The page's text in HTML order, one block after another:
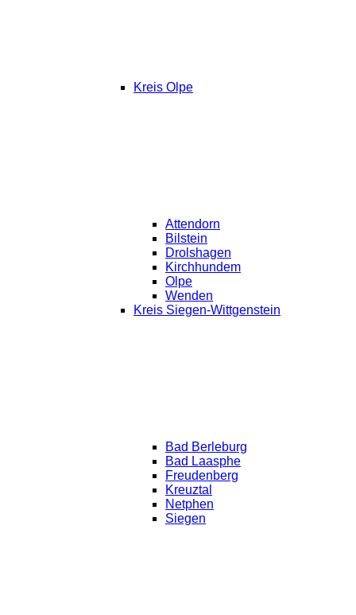
Kreis Olpe
Attendorn
Bilstein
Drolshagen
Kirchhundem
Olpe
Wenden
Kreis Siegen-Wittgenstein
Bad Berleburg
Bad Laasphe
Freudenberg
Kreuztal
Netphen
Siegen